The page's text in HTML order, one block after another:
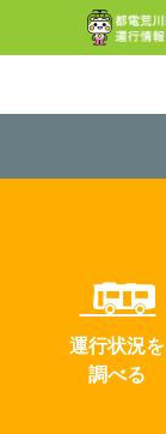
運行状況を
調べる